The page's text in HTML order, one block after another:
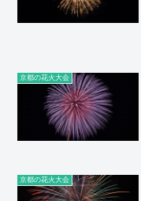
京都の花火大会
京都の花火大会